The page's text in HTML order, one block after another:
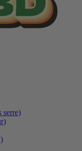
serre)